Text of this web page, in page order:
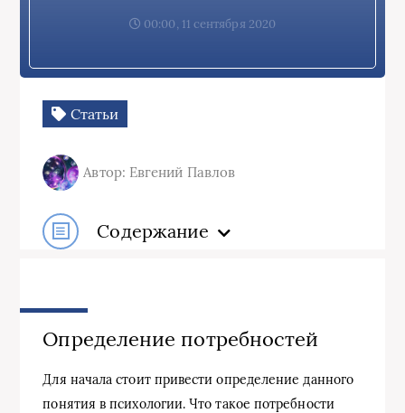
00:00, 11 сентября 2020
Статьи
Автор: Евгений Павлов
Содержание
Определение потребностей
Для начала стоит привести определение данного
понятия в психологии. Что такое потребности